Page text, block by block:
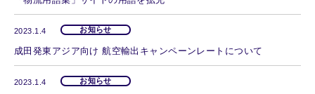
2023.1.4 お知らせ
成田発東アジア向け 航空輸出キャンペーンレートについて
2023.1.4 お知らせ